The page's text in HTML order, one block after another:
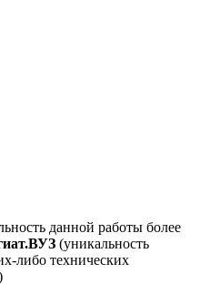
данной работы более
(уникальность
либо технических